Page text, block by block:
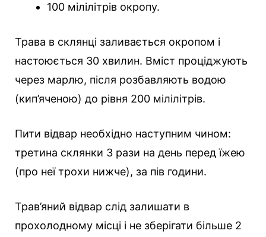
100 мілілітрів окропу.
Трава в склянці заливається окропом і
настоюється 30 хвилин. Вміст проціджують
через марлю, після розбавляють водою
(кип’яченою) до рівня 200 мілілітрів.
Пити відвар необхідно наступним чином:
третина склянки 3 рази на день перед їжею
(про неї трохи нижче), за пів години.
Трав’яний відвар слід залишати в
прохолодному місці і не зберігати більше 2